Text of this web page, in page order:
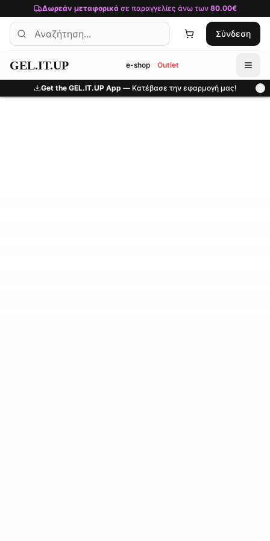
Μετάβαση στο κύριο περιεχόμενο
Δωρεάν μεταφορικάσε παραγγελίες άνω των 80.00€
Σύνδεση
GEL.IT.UP e-shop Outlet
Get the GEL.IT.UP App — Κατέβασε την εφαρμογή μας!